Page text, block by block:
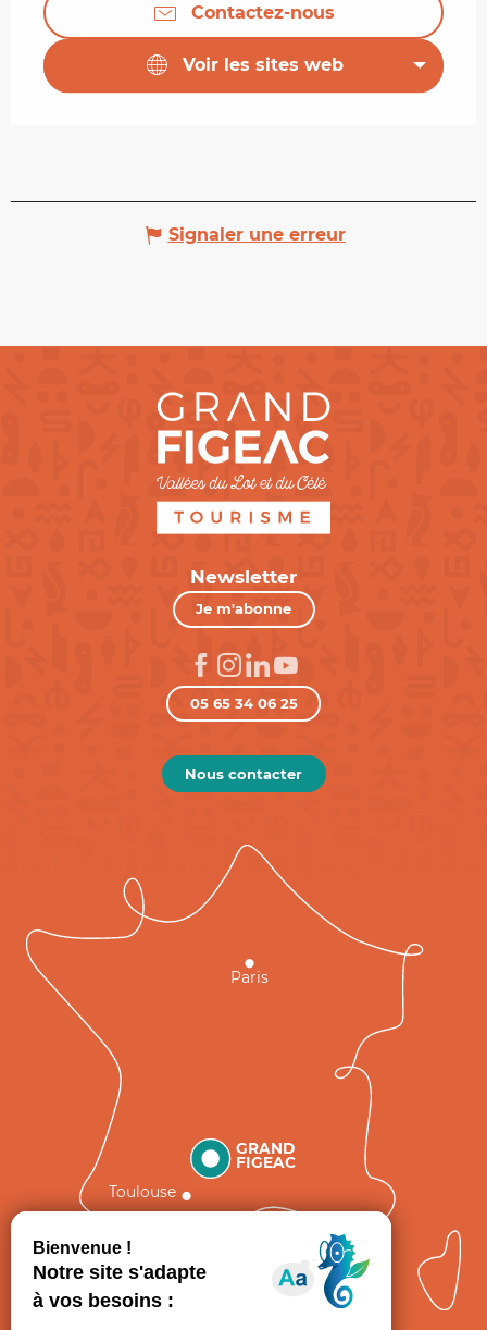
Contactez-nous
Voir les sites web
Signaler une erreur
Newsletter
Je m'abonne
05 65 34 06 25
Nous contacter
GRAND
FIGEAC
Toulouse
Paris